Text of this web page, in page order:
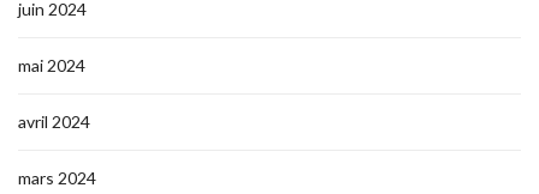
juin 2024
mai 2024
avril 2024
mars 2024